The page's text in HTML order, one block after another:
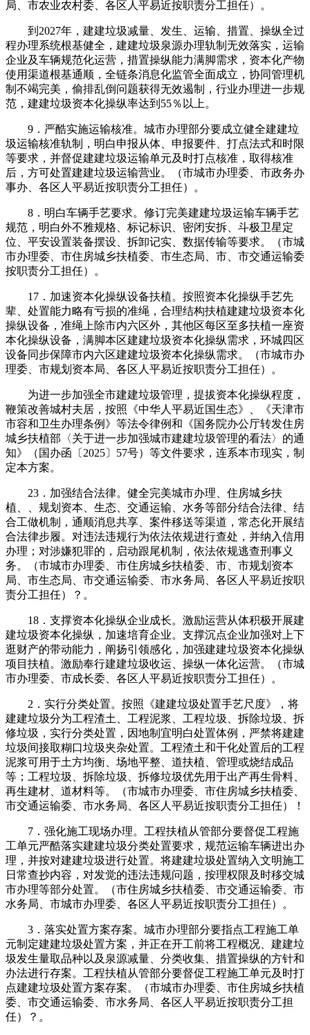
局、市农业农村委、各区人平易近按职责分工担任）。
到2027年，建建垃圾减量、发生、运输、措置、操纵全过
程办理系统根基健全，建建垃圾泉源办理轨制无效落实，运输
企业及车辆规范化运营，措置操纵能力满脚需求，资本化产物
使用渠道根基通顺，全链条消息化监管全面成立，协同管理机
制不竭完美，偷排乱倒问题获得无效遏制，行业办理进一步规
范，建建垃圾资本化操纵率达到55％以上。
9．严酷实施运输核准。城市办理部分要成立健全建建垃
圾运输核准轨制，明白申报从体、申报要件、打点法式和时限
等要求，并督促建建垃圾运输单元及时打点核准，取得核准
后，方可处置建建垃圾运输营业。（市城市办理委、市政务办
事办、各区人平易近按职责分工担任）。
8．明白车辆手艺要求。修订完美建建垃圾运输车辆手艺
规范，明白外不雅规格、标记标识、密闭安拆、斗极卫星定
位、平安设置装备摆设、拆卸记实、数据传输等要求。（市城
市办理委、市住房城乡扶植委、市生态局、市、市交通运输委
按职责分工担任）。
17．加速资本化操纵设备扶植。按照资本化操纵手艺先
辈、处置能力略有亏损的准绳，合理结构扶植建建垃圾资本化
操纵设备，准绳上除市内六区外，其他区每区至多扶植一座资
本化操纵设备，满脚本区建建垃圾资本化操纵需求，环城四区
设备同步保障市内六区建建垃圾资本化操纵需求。（市城市办
理委、市规划资本局、各区人平易近按职责分工担任）。
为进一步加强全市建建垃圾管理，提拔资本化操纵程度，
鞭策改善城村夫居，按照《中华人平易近国生态》、《天津市
市容和卫生办理条例》等法令律例和《国务院办公厅转发住房
城乡扶植部〈关于进一步加强城市建建垃圾管理的看法〉的通
知》（国办函〔2025〕57号）等文件要求，连系本市现实，制
定本方案。
23．加强结合法律。健全完美城市办理、住房城乡扶
植、、规划资本、生态、交通运输、水务等部分结合法律、结
合工做机制，通顺消息共享、案件移送等渠道，常态化开展结
合法律步履。对违法违规行为依法依规进行查处，并纳入信用
办理；对涉嫌犯罪的，启动跟尾机制，依法依规逃查刑事义
务。（市城市办理委、市住房城乡扶植委、市、市规划资本
局、市生态局、市交通运输委、市水务局、各区人平易近按职
责分工担任）？。
18．支撑资本化操纵企业成长。激励运营从体积极开展建
建垃圾资本化操纵，加速培育企业。支撑沉点企业加强对上下
逛财产的带动能力，阐扬引领感化，加强建建垃圾资本化操纵
项目扶植。激励奉行建建垃圾收运、操纵一体化运营。（市城
市办理委、市成长委、各区人平易近按职责分工担任）。
2．实行分类处置。按照《建建垃圾处置手艺尺度》，将
建建垃圾分为工程渣土、工程泥浆、工程垃圾、拆除垃圾、拆
修垃圾，实行分类处置，因地制宜明白处置体例，严禁将建建
垃圾间接取糊口垃圾夹杂处置。工程渣土和干化处置后的工程
泥浆可用于土方均衡、场地平整、道扶植、管理或烧结成品
等；工程垃圾、拆除垃圾、拆修垃圾优先用于出产再生骨料、
再生建材、道材料等。（市城市办理委、市住房城乡扶植委、
市交通运输委、市水务局、各区人平易近按职责分工担任）！
7．强化施工现场办理。工程扶植从管部分要督促工程施
工单元严酷落实建建垃圾分类处置要求，规范运输车辆进出办
理，并按对建建垃圾进行处置。将建建垃圾处置纳入文明施工
日常查抄内容，对发觉的违法违规问题，按理权限及时移交城
市办理等部分处置。（市住房城乡扶植委、市交通运输委、市
水务局、市城市办理委、各区人平易近按职责分工担任）。
3．落实处置方案存案。城市办理部分要指点工程施工单
元制定建建垃圾处置方案，并正在开工前将工程概况、建建垃
圾发生量取品种以及泉源减量、分类收集、措置操纵的方针和
办法进行存案。工程扶植从管部分要督促工程施工单元及时打
点建建垃圾处置方案存案。（市城市办理委、市住房城乡扶植
委、市交通运输委、市水务局、各区人平易近按职责分工担
任）？。